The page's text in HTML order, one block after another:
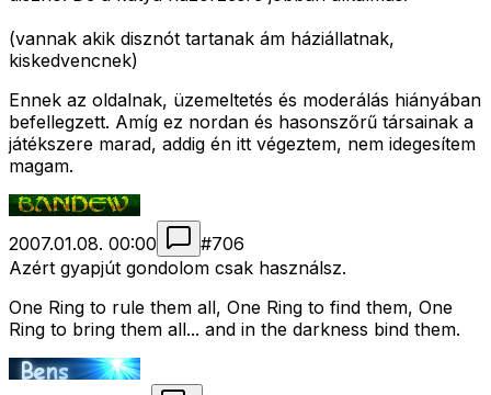
(vannak akik disznót tartanak ám háziállatnak,
kiskedvencnek)
Ennek az oldalnak, üzemeltetés és moderálás hiányában
befellegzett. Amíg ez nordan és hasonszőrű társainak a
játékszere marad, addig én itt végeztem, nem idegesítem
magam.
2007.01.08. 00:00 #706
Azért gyapjút gondolom csak használsz.
One Ring to rule them all, One Ring to find them, One
Ring to bring them all... and in the darkness bind them.